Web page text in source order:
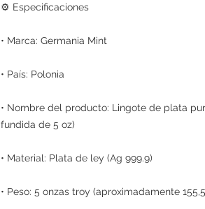
⚙️ Especificaciones
• Marca: Germania Mint
• País: Polonia
• Nombre del producto: Lingote de plata
fundida de 5 oz)
• Material: Plata de ley (Ag 999.9)
• Peso: 5 onzas troy (aproximadamente